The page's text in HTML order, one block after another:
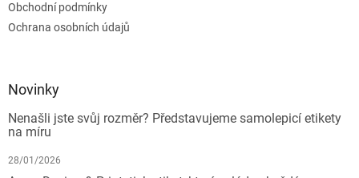
Obchodní podmínky
Ochrana osobních údajů
Novinky
Nenašli jste svůj rozměr? Představujeme samolepicí etikety
na míru
28/01/2026